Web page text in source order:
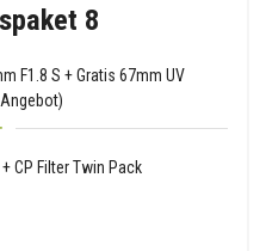
8
F1.8 S + Gratis 67mm UV
CP Filter Twin Pack